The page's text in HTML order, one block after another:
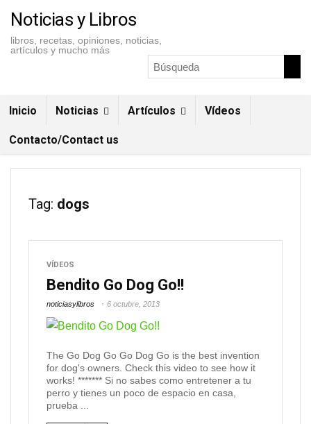
Noticias y Libros
libros, recetas, opiniones, noticias,
artículos y mucho más
Inicio Noticias Artículos Vídeos
Contacto/Contact us
Tag: dogs
VÍDEOS
Bendito Go Dog Go!!
noticiasylibros 6 octubre, 2013
The Go Dog Go Go Dog Go is the best invention
for dog's owners. Check this video to see how it
works! ******* Si no sabes como entretener a tu
perro y tienes un poco de espacio en casa,
prueba ...